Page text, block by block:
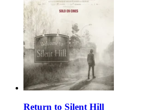
Return to Silent Hill